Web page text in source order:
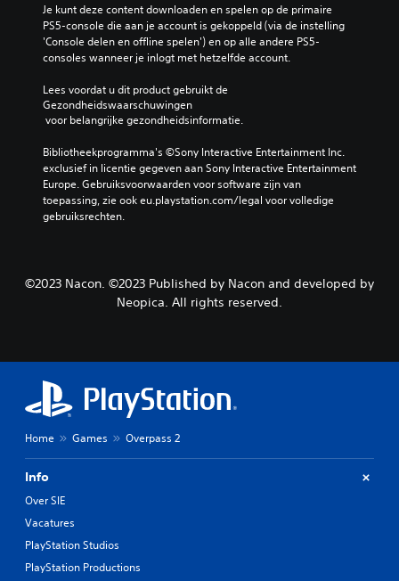
Je kunt deze content downloaden en spelen op de primaire
PS5-console die aan je account is gekoppeld (via de instelling
'Console delen en offline spelen') en op alle andere PS5-
consoles wanneer je inlogt met hetzelfde account.
Lees voordat u dit product gebruikt de
Gezondheidswaarschuwingen
voor belangrijke gezondheidsinformatie.
Bibliotheekprogramma's ©Sony Interactive Entertainment Inc.
exclusief in licentie gegeven aan Sony Interactive Entertainment
Europe. Gebruiksvoorwaarden voor software zijn van
toepassing, zie ook eu.playstation.com/legal voor volledige
gebruiksrechten.
©2023 Nacon. ©2023 Published by Nacon and developed by
Neopica. All rights reserved.
Home Games Overpass 2
Info
Over SIE
Vacatures
PlayStation Studios
PlayStation Productions